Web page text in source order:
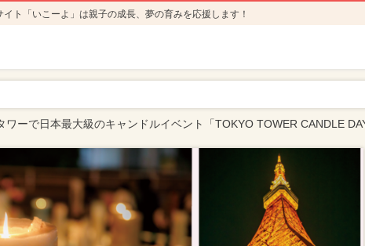
ト「いこーよ」は親子の成長、夢の育みを応援します！
ワーで日本最大級のキャンドルイベント「TOKYO TOWER CANDLE